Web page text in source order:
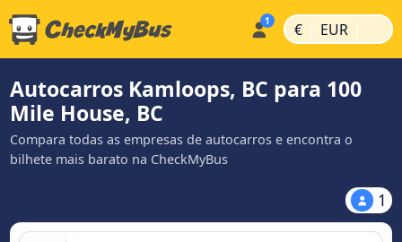
€ | EUR |
Autocarros Kamloops, BC para 100
Mile House, BC
Compara todas as empresas de autocarros e encontra o
bilhete mais barato na CheckMyBus
1